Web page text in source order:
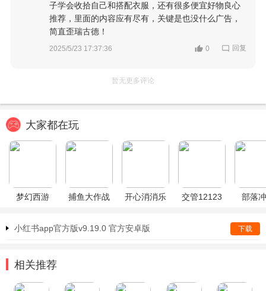
子学会收拾自己和搭配衣服，还有很多便宜好物良心
推荐，里面的内容应有尽有，关键是也没什么广告，
简直歪瑞古德！
2025/5/23 17:37:36 0 回复
暂无更多评论
大家都在玩
梦幻西游 捕鱼大作战 开心消消乐 交管12123 部落
小红书app官方版v9.19.0 官方安卓版 下载
相关推荐